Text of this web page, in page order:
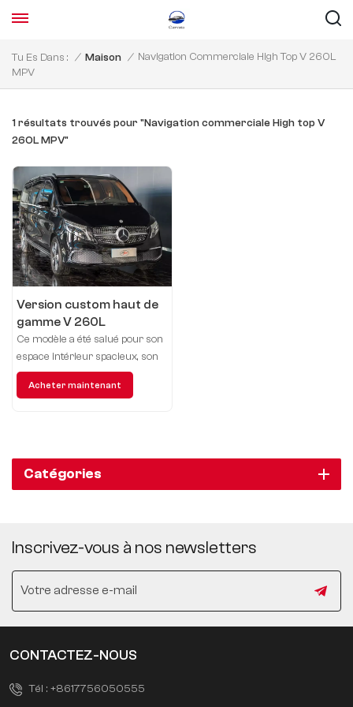
Tu Es Dans : / Maison / Navigation Commerciale High Top V 260L
MPV
1 résultats trouvés pour "Navigation commerciale High top V
260L MPV"
Version custom haut de
gamme V 260L
Ce modèle a été salué pour son
espace intérieur spacieux, son
excellent confort de conduite et
sa configuration riche.
Acheter maintenant
Catégories
Inscrivez-vous à nos newsletters
CONTACTEZ-NOUS
Tél : +8617756050555